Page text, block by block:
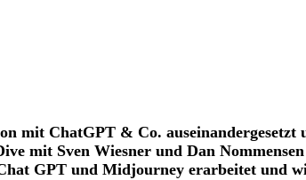
mit ChatGPT & Co. auseinandergesetzt
mit Sven Wiesner und Dan
GPT und Midjourney erarbeitet und